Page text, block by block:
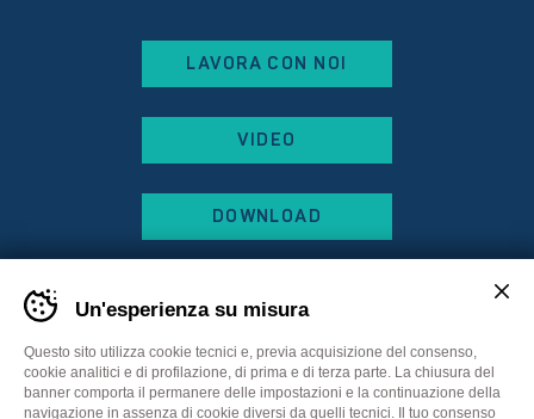
LAVORA CON NOI
VIDEO
DOWNLOAD
Un'esperienza su misura
Questo sito utilizza cookie tecnici e, previa acquisizione del consenso,
cookie analitici e di profilazione, di prima e di terza parte. La chiusura del
banner comporta il permanere delle impostazioni e la continuazione della
navigazione in assenza di cookie diversi da quelli tecnici. Il tuo consenso